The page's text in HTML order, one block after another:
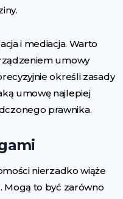
i mediacja. Warto
umowy
określi zasady
umowę najlepiej
prawnika.
nierzadko wiąże
Mogą to być zarówno